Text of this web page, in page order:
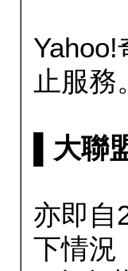
止服務
▌大聯
亦即自
下情況